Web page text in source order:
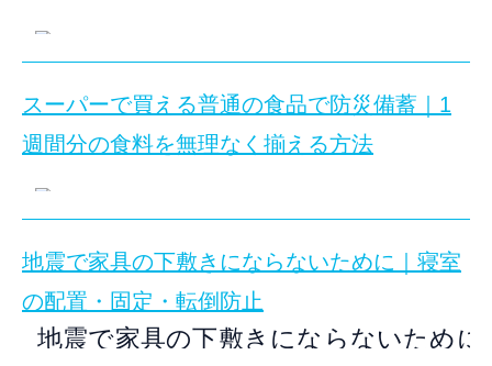
内見で確認したい壁・収納・避難動線のポイント
大切なフィギュアやアクリルスタンド、ぬいぐるみ、
東京都は、近年の地震による負傷者の30～50％が家具
旅行中の空き巣対策は、出発前に何を確認すれば
長期不在の防犯は「留守に見せない・入りにくく
旅行中の空き巣対策を考える判断基準
長期不在を悟られにくくするための準備
玄関・窓・勝手口の侵入対策を確認する
災害後の復旧が早い家・時間がかか
設備の停止に対応できるか、損傷箇所を確認しやすい
災害後に復旧しやすい家は、何が違うのでし
結論として、災害後に復旧しやすい家は、被害を抑
向いている人： 災害時の在宅避難や生活再開まで
新築戸建の見学・内覧では、間取りの印象だけでな
新築戸建の見学・内覧で見るポイン
新築戸建の写真や間取図を見て気になる物件が見つか
現地では、図面だけでは分からない広さの感覚や窓か
スーパーで買える普通の食品で防災備蓄｜1
週間分の食料を無理なく揃える方法
この記事のポイント：スーパーの非常食は、普段食
スーパーで買える普通の食品で防災
地震で家具の下敷きにならないために｜寝室
の配置・固定・転倒防止
地震で家具の下敷きにならないため